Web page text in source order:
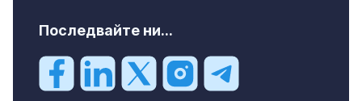
Последвайте ни...